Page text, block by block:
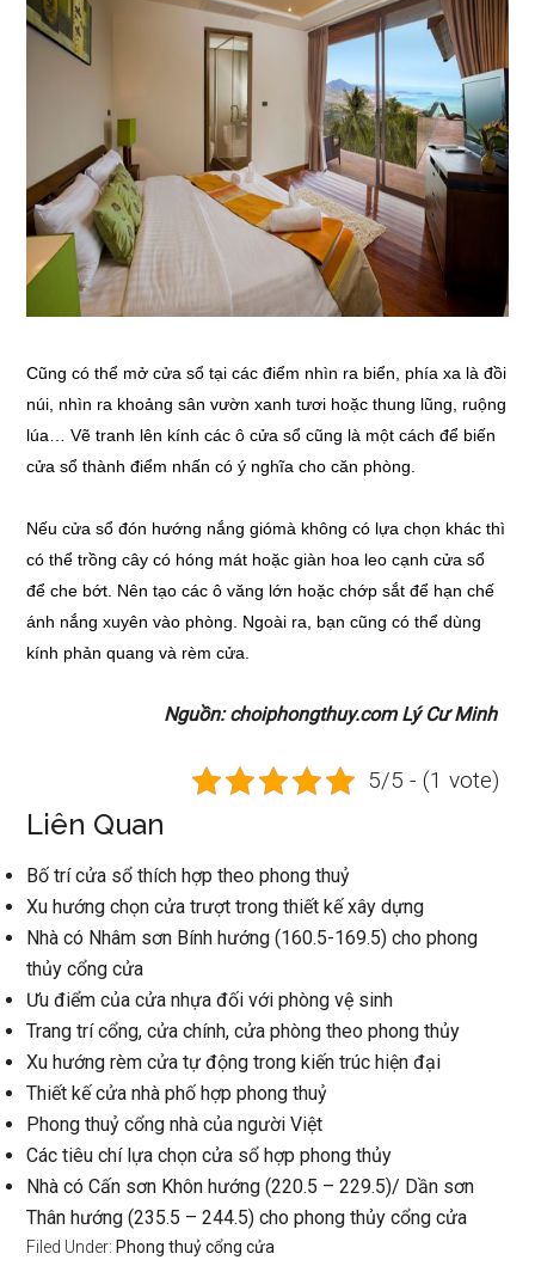
Cũng có thể mở cửa sổ tại các điểm nhìn ra biển, phía xa là đồi
núi, nhìn ra khoảng sân vườn xanh tươi hoặc thung lũng, ruộng
lúa… Vẽ tranh lên kính các ô cửa sổ cũng là một cách để biến
cửa sổ thành điểm nhấn có ý nghĩa cho căn phòng.
Nếu cửa sổ đón hướng nắng giómà không có lựa chọn khác thì
có thể trồng cây có hóng mát hoặc giàn hoa leo cạnh cửa sổ
để che bớt. Nên tạo các ô văng lớn hoặc chớp sắt để hạn chế
ánh nắng xuyên vào phòng. Ngoài ra, bạn cũng có thể dùng
kính phản quang và rèm cửa.
Nguồn: choiphongthuy.com Lý Cư Minh
5/5 - (1 vote)
Liên Quan
Bố trí cửa sổ thích hợp theo phong thuỷ
Xu hướng chọn cửa trượt trong thiết kế xây dựng
Nhà có Nhâm sơn Bính hướng (160.5-169.5) cho phong
thủy cổng cửa
Ưu điểm của cửa nhựa đối với phòng vệ sinh
Trang trí cổng, cửa chính, cửa phòng theo phong thủy
Xu hướng rèm cửa tự động trong kiến trúc hiện đại
Thiết kế cửa nhà phố hợp phong thuỷ
Phong thuỷ cổng nhà của người Việt
Các tiêu chí lựa chọn cửa sổ hợp phong thủy
Nhà có Cấn sơn Khôn hướng (220.5 – 229.5)/ Dần sơn
Thân hướng (235.5 – 244.5) cho phong thủy cổng cửa
Filed Under: Phong thuỷ cổng cửa